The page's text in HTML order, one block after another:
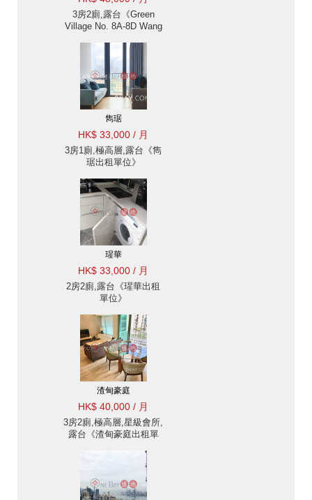
3房2廁,露台《Green
Village No. 8A-8D Wang
雋琚
HK$ 33,000 / 月
3房1廁,極高層,露台《雋
琚出租單位》
瑆華
HK$ 33,000 / 月
2房2廁,露台《瑆華出租
單位》
渣甸豪庭
HK$ 40,000 / 月
3房2廁,極高層,星級會所,
露台《渣甸豪庭出租單